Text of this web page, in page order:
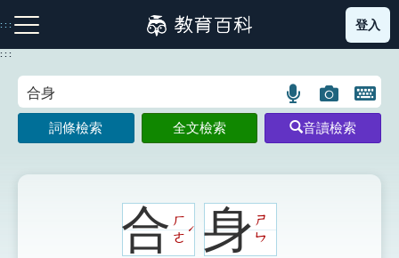
到
主
:::
注音索引圖示 筆畫索引圖示 部首索引表圖示
登入
:::
語
言
搜
圖
片
搜
開
鍵
圖
詞條檢索 全文檢索 音讀檢索
合ㄏ
ㄜ
ˊ 身ㄕ
ㄣ